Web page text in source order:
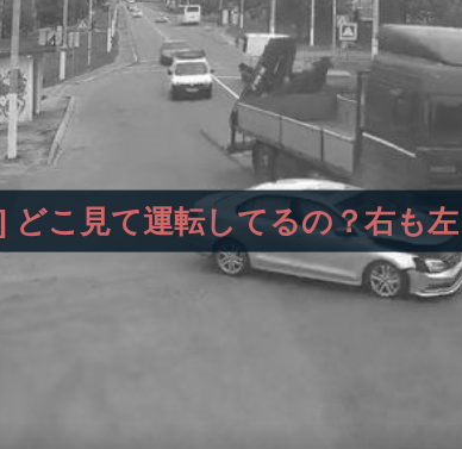
どこ見て運転してるの？右も